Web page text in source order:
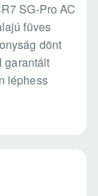
SG-Pro AC
füves
dönt
garantált
léphess